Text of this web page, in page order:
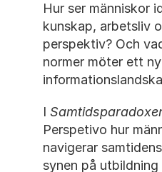
Hur ser människor
kunskap, arbetsliv
perspektiv? Och
normer möter ett
I
Perspetivo hur
navigerar
synen på